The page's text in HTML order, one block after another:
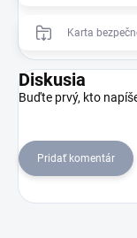
Karta
Diskusia
Buďte prvý, kto
Pridať komentár